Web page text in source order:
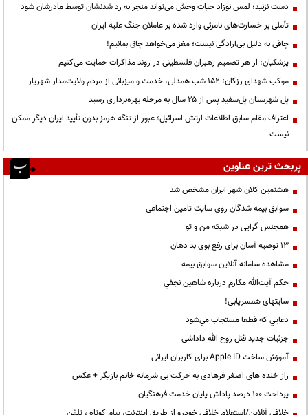
دست نزنید؛ لمس نوزاد حیات وحش می‌تواند منجر به رد شدنشان توسط مادرشان شود
تأملی بر خسارت‌های نامرئی وارد شده بر عاملان جنگ علیه ایران
چاقی به دلیل بی‌ارادگی نیست؛ مغز می‌خواهد چاق بمانیم!
پزشکیان: از هر تصمیم رهبران فلسطینی در روند مذاکرات حمایت می‌کنیم
موکب شهدای رزکان؛ ۱۵۲ شب همدلی، خدمت و میزبانی از مردم ولایت‌مدار شهریار
پل شهرستان پل‌سفید پس از ۲۵ سال به مرحله بهره‌برداری رسید
اعتراف مقام سابق اطلاعات ارتش اسرائیل؛ عبور از تنگه هرمز بدون تأیید ایران دیگر ممکن
نیست
پربحث ترین عناوین
هشتمین کلان شهر ایران مشخص شد
سوابق بیمه شدگان روی سایت تامین اجتماعی
همجنس گرایی در شبکه من و تو
13 توصیه آسان برای رفع بوی بد دهان
مشاهده سامانه آنلاين سوابق بیمه
حكم آيت‌الله مكارم درباره شاهين نجفي
سایتهای همسریابی!
دعايي كه قطعا مستجاب مي‌شود
جزئیات جدید قتل روح الله داداشی
آموزش ساخت Apple ID برای کاربران ایرانی
راز خنده های اصغر فرهادی به حرکت بی شرمانه خانم بازیگر + عکس
پرداخت ۱۰۰ درصد پاداش پایان خدمت فرهنگیان